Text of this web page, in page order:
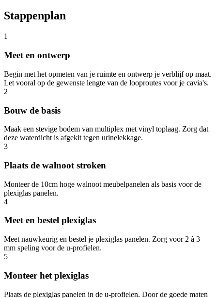
Stappenplan
1
Meet en ontwerp
Begin met het opmeten van je ruimte en ontwerp je verblijf op maat.
Let vooral op de gewenste lengte van de looproutes voor je cavia's.
2
Bouw de basis
Maak een stevige bodem van multiplex met vinyl toplaag. Zorg dat
deze waterdicht is afgekit tegen urinelekkage.
3
Plaats de walnoot stroken
Monteer de 10cm hoge walnoot meubelpanelen als basis voor de
plexiglas panelen.
4
Meet en bestel plexiglas
Meet nauwkeurig en bestel je plexiglas panelen. Zorg voor 2 à 3
mm speling voor de u-profielen.
5
Monteer het plexiglas
Plaats de plexiglas panelen in de u-profielen. Door de goede maten